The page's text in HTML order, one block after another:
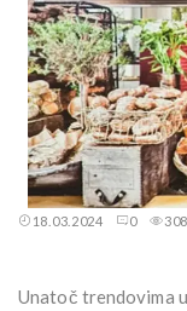
18.03.2024 0
Unatoč trendovima